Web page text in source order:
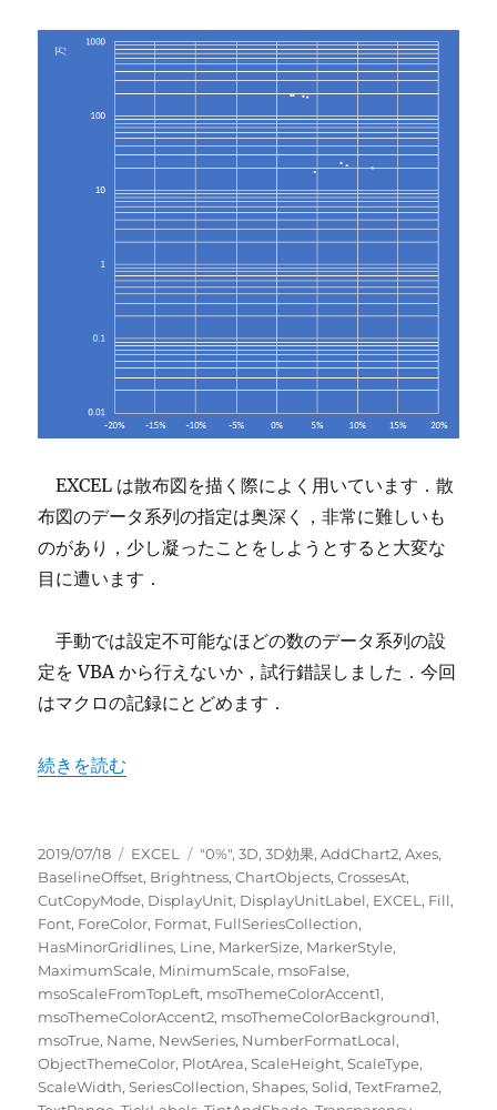
ト
フ
ィ
タ
ー
果
を
得
す
る
に
EXCEL は散布図を描く際によく用いています．散
布図のデータ系列の指定は奥深く，非常に難しいも
のがあり，少し凝ったことをしようとすると大変な
目に遭います．
手動では設定不可能なほどの数のデータ系列の設
定を VBA から行えないか，試行錯誤しました．今回
はマクロの記録にとどめます．
“複数のデータ系列をもつEXCELの散布図をマクロ記録
続きを読む
投
稿
日:
2019/07/18
カ
テ
ゴ
リ
ー
EXCEL
タ
グ
"0%",3D,3D効果,AddChart2,Axes,
BaselineOffset, Brightness,ChartObjects,CrossesAt,
CutCopyMode, DisplayUnit, DisplayUnitLabel, EXCEL , Fill,
Font, ForeColor, Format, FullSeriesCollection,
HasMinorGridlines, Line, MarkerSize, MarkerStyle,
MaximumScale, MinimumScale, msoFalse,
msoScaleFromTopLeft, msoThemeColorAccent1,
msoThemeColorAccent2, msoThemeColorBackground1,
msoTrue, Name, NewSeries, NumberFormatLocal,
ObjectThemeColor, PlotArea,ScaleHeight,ScaleType,
ScaleWidth,SeriesCollection,Shapes,Solid,TextFrame2,